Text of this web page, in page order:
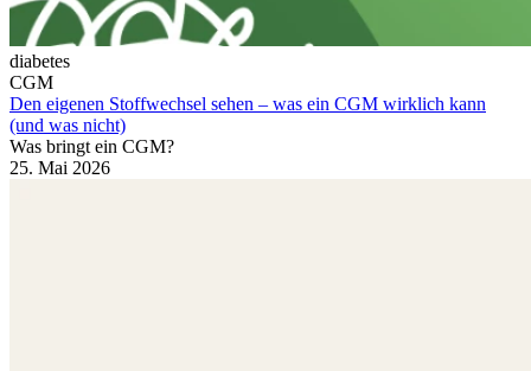
diabetes
CGM
Den eigenen Stoffwechsel sehen – was ein CGM wirklich kann
(und was nicht)
Was bringt ein CGM?
25. Mai 2026